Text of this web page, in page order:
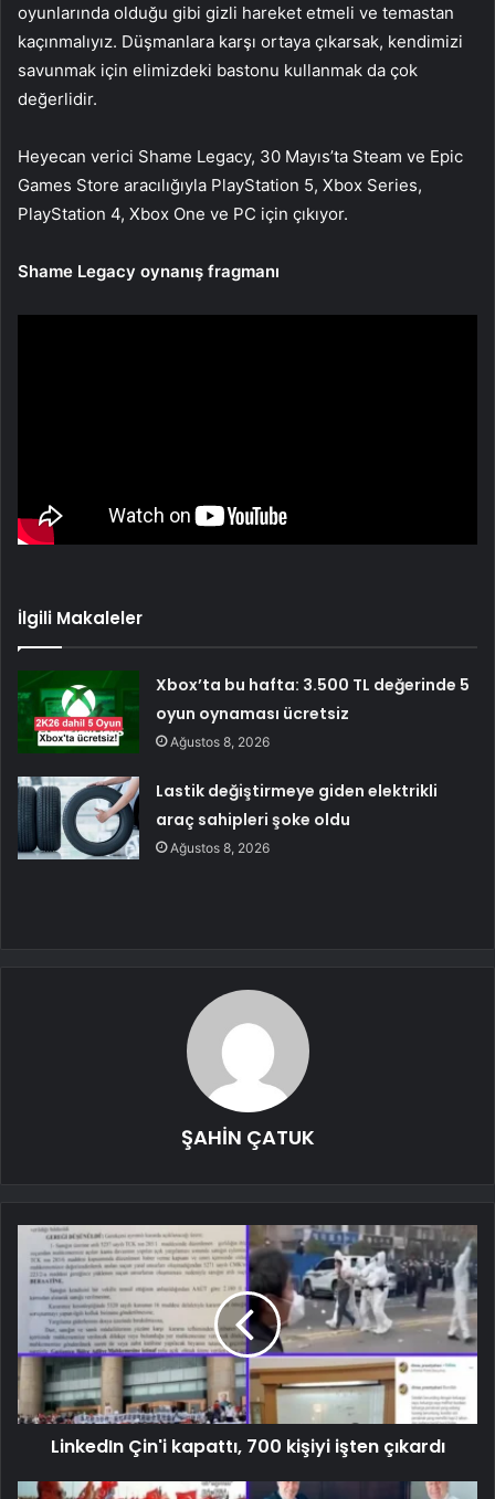
oyunlarında olduğu gibi gizli hareket etmeli ve temastan
kaçınmalıyız. Düşmanlara karşı ortaya çıkarsak, kendimizi
savunmak için elimizdeki bastonu kullanmak da çok
değerlidir.
Heyecan verici Shame Legacy, 30 Mayıs’ta Steam ve Epic
Games Store aracılığıyla PlayStation 5, Xbox Series,
PlayStation 4, Xbox One ve PC için çıkıyor.
Shame Legacy oynanış fragmanı
İlgili Makaleler
Xbox’ta bu hafta: 3.500 TL değerinde 5
oyun oynaması ücretsiz
Ağustos 8, 2026
Lastik değiştirmeye giden elektrikli
araç sahipleri şoke oldu
Ağustos 8, 2026
ŞAHİN ÇATUK
LinkedIn Çin'i kapattı, 700 kişiyi işten çıkardı